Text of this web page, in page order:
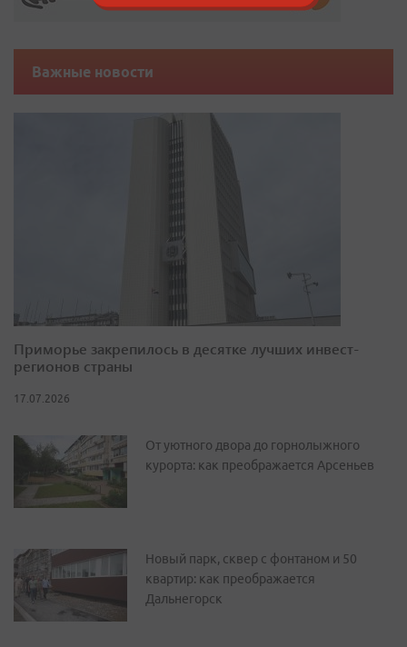
Важные новости
Приморье закрепилось в десятке лучших инвест-
регионов страны
17.07.2026
От уютного двора до горнолыжного
курорта: как преображается Арсеньев
Новый парк, сквер с фонтаном и 50
квартир: как преображается
Дальнегорск